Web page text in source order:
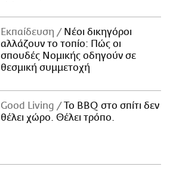
Εκπαίδευση
Νέοι δικηγόροι
αλλάζουν το τοπίο: Πώς οι
σπουδές Νομικής οδηγούν σε
θεσμική συμμετοχή
Good Living
Το BBQ στο σπίτι δεν
θέλει χώρο. Θέλει τρόπο.